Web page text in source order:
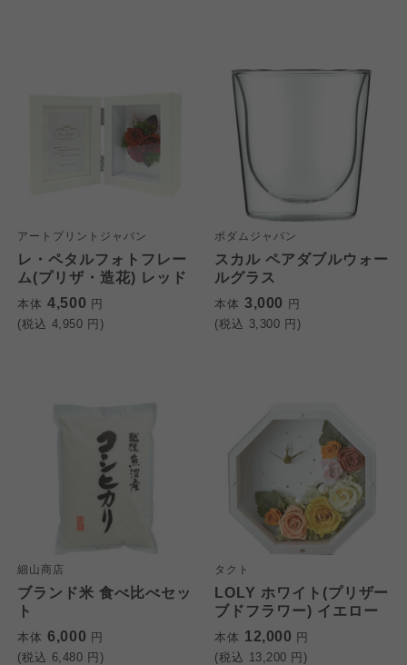
アートプリントジャパン
レ・ペタルフォトフレー
ム(プリザ・造花) レッド
本体 4,500 円
(税込 4,950 円)
ボダムジャパン
スカル ペアダブルウォー
ルグラス
本体 3,000 円
(税込 3,300 円)
細山商店
ブランド米 食べ比べセッ
ト
本体 6,000 円
(税込 6,480 円)
タクト
LOLY ホワイト(プリザー
ブドフラワー) イエロー
本体 12,000 円
(税込 13,200 円)